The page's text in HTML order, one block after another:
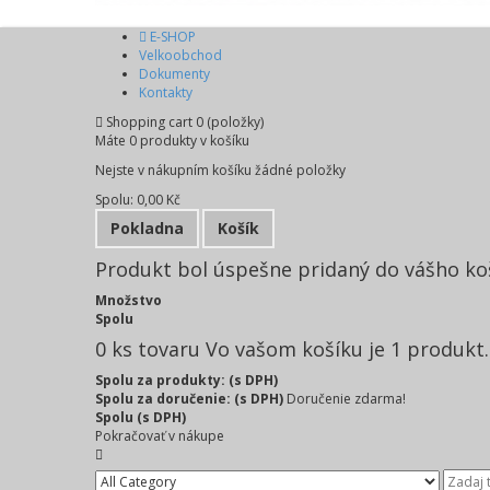
E-SHOP
Velkoobchod
Dokumenty
Kontakty
Shopping cart 0 (položky)
Máte 0 produkty v košíku
Nejste v nákupním košíku žádné položky
Spolu: 0,00 Kč
Pokladna Košík
Produkt bol úspešne pridaný do vášho
Množstvo
Spolu
0 ks tovaru Vo vašom košíku je 1 produkt.
Spolu za produkty: (s DPH)
Spolu za doručenie: (s DPH) Doručenie zdarma!
Spolu (s DPH)
Pokračovať v nákupe